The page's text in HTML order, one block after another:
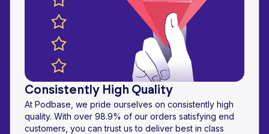
Consistently High Quality
At Podbase, we pride ourselves on consistently high
quality. With over 98.9% of our orders satisfying end
customers, you can trust us to deliver best in class